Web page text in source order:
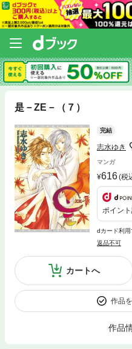
是－ZE－（７）
完結
志水ゆき
マンガ
616(税
ポイン
dカード利
返品不可
カートへ
作品
作品